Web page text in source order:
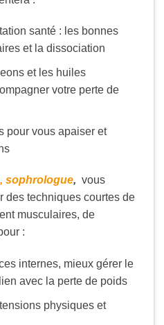
santé : les bonnes
et la dissociation
et les huiles
votre perte de
pour vous apaiser et
sophrologue, vous
des techniques courtes de
musculaires, de
:
internes, mieux gérer le
avec la perte de poids
physiques et